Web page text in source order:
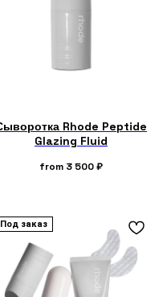
Rhode Peptide
Glazing Fluid
from 3 500₽
Под заказ